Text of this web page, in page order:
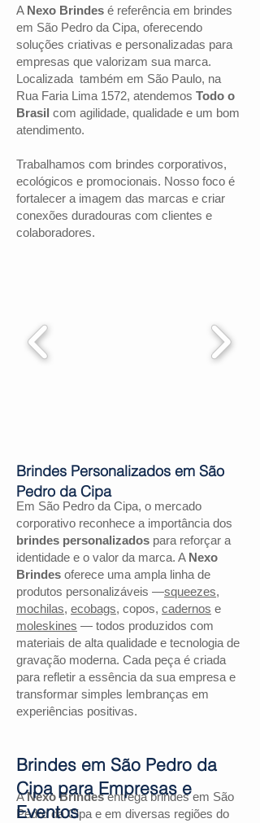
A Nexo Brindes é referência em brindes
em São Pedro da Cipa, oferecendo
soluções criativas e personalizadas para
empresas que valorizam sua marca.
Localizada também em São Paulo, na
Rua Faria Lima 1572, atendemos Todo o
Brasil com agilidade, qualidade e um bom
atendimento.
Trabalhamos com brindes corporativos,
ecológicos e promocionais. Nosso foco é
fortalecer a imagem das marcas e criar
conexões duradouras com clientes e
colaboradores.
Em São Pedro da Cipa, o mercado
corporativo reconhece a importância dos
brindes personalizados para reforçar a
identidade e o valor da marca. A Nexo
Brindes oferece uma ampla linha de
produtos personalizáveis —squeezes,
mochilas, ecobags, copos, cadernos e
moleskines — todos produzidos com
materiais de alta qualidade e tecnologia de
gravação moderna. Cada peça é criada
para refletir a essência da sua empresa e
transformar simples lembranças em
experiências positivas.
ANexo Brindesentrega brindes em São
Pedro da Cipa e em diversas regiões do
Brindes Personalizados em São
Pedro da Cipa
Brindes em São Pedro da
Cipa para Empresas e
Eventos